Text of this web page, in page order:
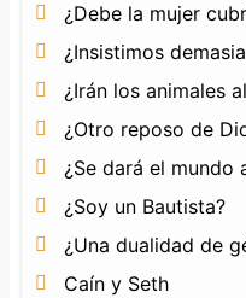
¿Debe la mujer
¿Insistimos
¿Irán los animales
¿Otro reposo de
¿Se dará el mundo
¿Soy un Bautista?
¿Una dualidad de
Caín y Seth